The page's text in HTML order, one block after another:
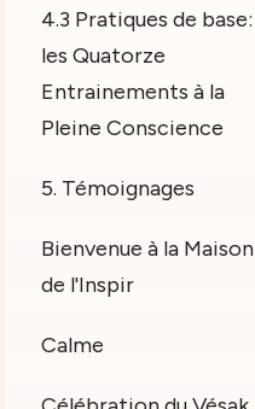
4.3 Pratiques de base:
les Quatorze
Entrainements à la
Pleine Conscience
5. Témoignages
Bienvenue à la Maison
de l'Inspir
Calme